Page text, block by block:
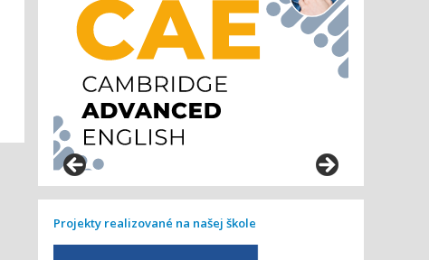
Projekty realizované na našej škole